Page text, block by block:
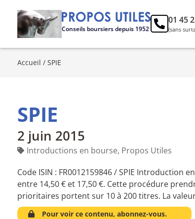
Conseils boursiers depuis 1952
01 45
(sans
Accueil / SPIE
SPIE
2 juin 2015
Introductions en bourse, Propos Utiles
Code ISIN : FR0012159846 / SPIE
entre 14,50 € et 17,50 €. Cette procédure
prioritaires portent sur 10 à 200 titres. La
Pour voir ce contenu, abonnez-vous.